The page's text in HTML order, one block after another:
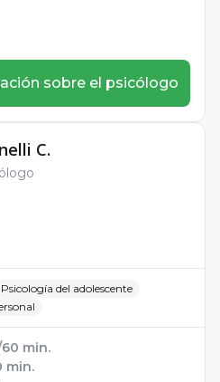
sobre el psicólogo
C.
Psicología del adolescente
min.
min.